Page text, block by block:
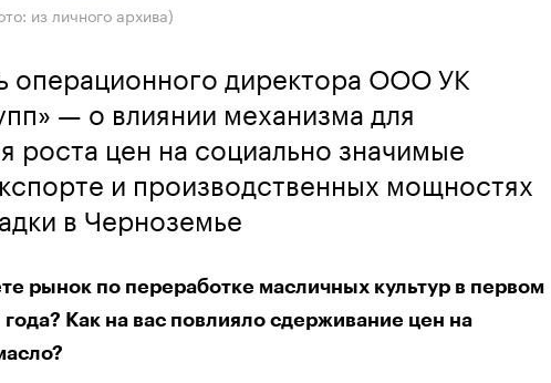
из личного архива)
операционного директора ООО УК
— о влиянии механизма для
роста цен на социально значимые
и производственных мощностях
в Черноземье
рынок по переработке масличных культур в первом
Как на вас повлияло сдерживание цен на